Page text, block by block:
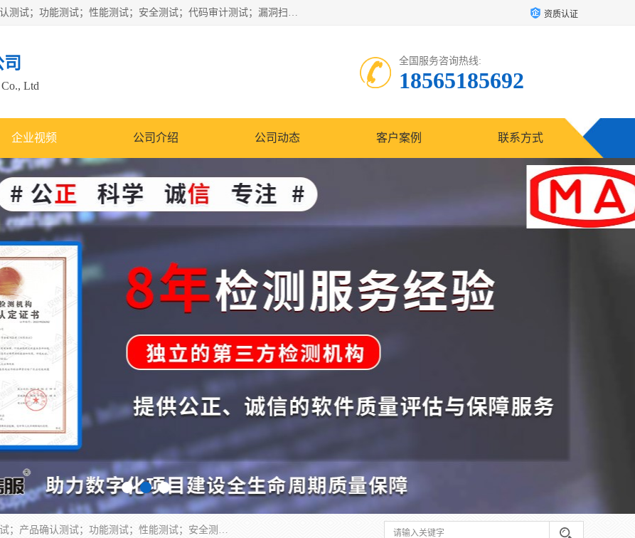
正检信服提供软件产品登记测试；科技项目验收测试；产品确认测试；功能测试；性能测试；安全测试；代码审计测试；漏洞扫描测试；渗透测试；风险评估测试；信息安全等级保护测评；双软认定；实验室建设质量体系建设；软件着作权、软件评测等服务。 资质认证
Ltd
全国服务咨询热线:
18565185692
企业视频 公司介绍 公司动态 客户案例 联系方式
正检信服提供软件产品登记测试；科技项目验收测试；产品确认测试；功能测试；性能测试；安全测试；代码审计测试；漏洞扫描测试；渗透测试；风险评估测试；信息安全等级保护测评；双软认定；实验室建设质量体系建设；软件着作权、软件评测等服务。